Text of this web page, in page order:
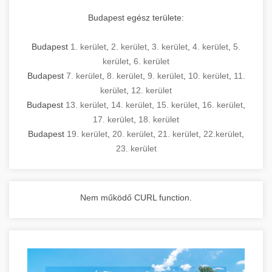
Budapest egész területe:
Budapest 1. kerület 2. kerület 3. kerület 4. kerület 5.
kerület 6. kerület
Budapest 7. kerület, 8. kerület, 9. kerület, 10. kerület, 11.
kerület 12. kerület
Budapest 13. kerület 14. kerület 15. kerület 16. kerület
17. kerület 18. kerület
Budapest 19. kerület 20. kerület 21. kerület 22.kerület
23. kerület
Nem működő CURL function.